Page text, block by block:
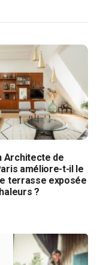
Architecte de
améliore-t-il le
terrasse exposée
?